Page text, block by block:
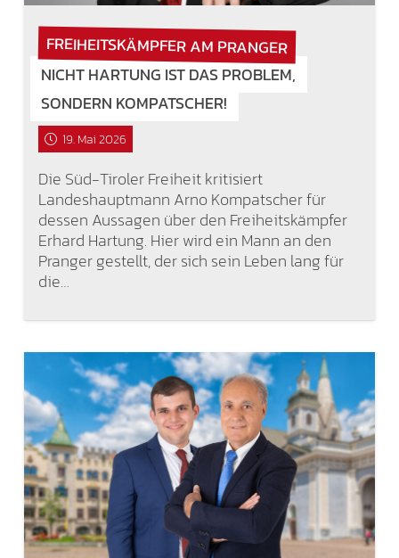
FREIHEITSKÄMPFER AM PRANGER
NICHT HARTUNG IST DAS PROBLEM,
SONDERN KOMPATSCHER!
19. Mai 2026
Die Süd-Tiroler Freiheit kritisiert
Landeshauptmann Arno Kompatscher für
dessen Aussagen über den Freiheitskämpfer
Erhard Hartung. Hier wird ein Mann an den
Pranger gestellt, der sich sein Leben lang für
die…